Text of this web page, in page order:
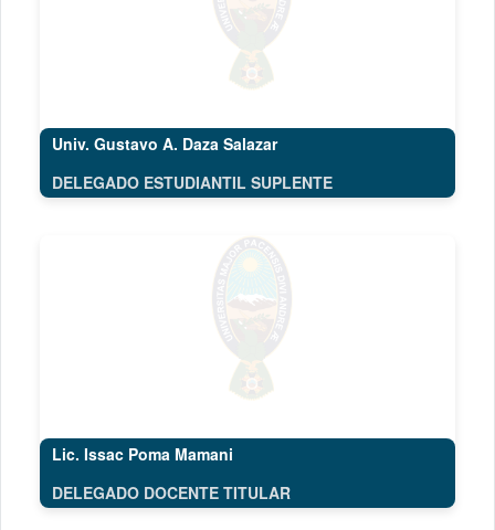
Univ. Gustavo A. Daza Salazar
DELEGADO ESTUDIANTIL SUPLENTE
Lic. Issac Poma Mamani
DELEGADO DOCENTE TITULAR